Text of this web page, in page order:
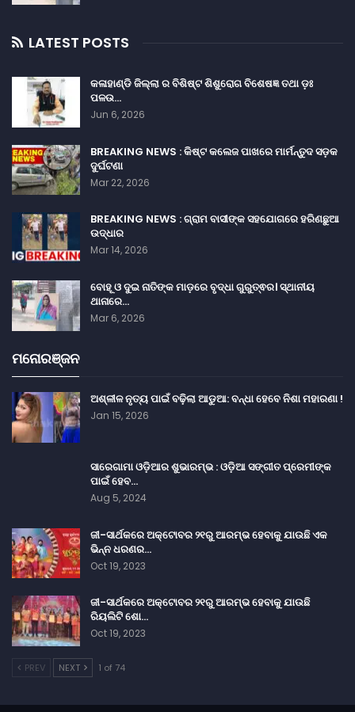
LATEST POSTS
କଳାହାଣ୍ଡି ଜିଲ୍ଲା ର ବିଶିଷ୍ଟ ଶିଶୁରୋଗ ବିଶେଷଜ୍ଞ ତଥା ଡ଼ଃ
ପଳଉ…
Jun 6, 2026
BREAKING NEWS : କିଷ୍ଟ କଲେଜ ପାଖରେ ମାର୍ମନ୍ତୁଦ ସଡ଼କ
ଦୁର୍ଘଟଣା
Mar 22, 2026
BREAKING NEWS : ଗ୍ରାମ ବାସୀଙ୍କ ସହଯୋଗରେ ହରିଣଛୁଆ
ଉଦ୍ଧାର
Mar 14, 2026
ବୋହୂ ଓ ଦୁଇ ନାତିଙ୍କ ମାଡ଼ରେ ବୃଦ୍ଧା ଗୁରୁତ୍ଵର। ସ୍ଥାନୀୟ
ଥାନାରେ…
Mar 6, 2026
ମନୋରଞ୍ଜନ
ଅଶ୍ଳୀଳ ନୃତ୍ୟ ପାଇଁ ବଢ଼ିଲା ଆଡୁଆ: ବନ୍ଧା ହେବେ ନିଶା ମହାରଣା !
Jan 15, 2026
ସାରେଗାମା ଓଡ଼ିଆର ଶୁଭାରମ୍ଭ : ଓଡ଼ିଆ ସଙ୍ଗୀତ ପ୍ରେମୀଙ୍କ
ପାଇଁ ହେବ…
Aug 5, 2024
ଜୀ-ସାର୍ଥକରେ ଅକ୍ଟୋବର ୨୧ରୁ ଆରମ୍ଭ ହେବାକୁ ଯାଉଛି ଏକ
ଭିନ୍ନ ଧରଣର…
Oct 19, 2023
ଜୀ-ସାର୍ଥକରେ ଅକ୍ଟୋବର ୨୧ରୁ ଆରମ୍ଭ ହେବାକୁ ଯାଉଛି
ରିୟଲିଟି ଶୋ…
Oct 19, 2023
PREV NEXT 1 of 74